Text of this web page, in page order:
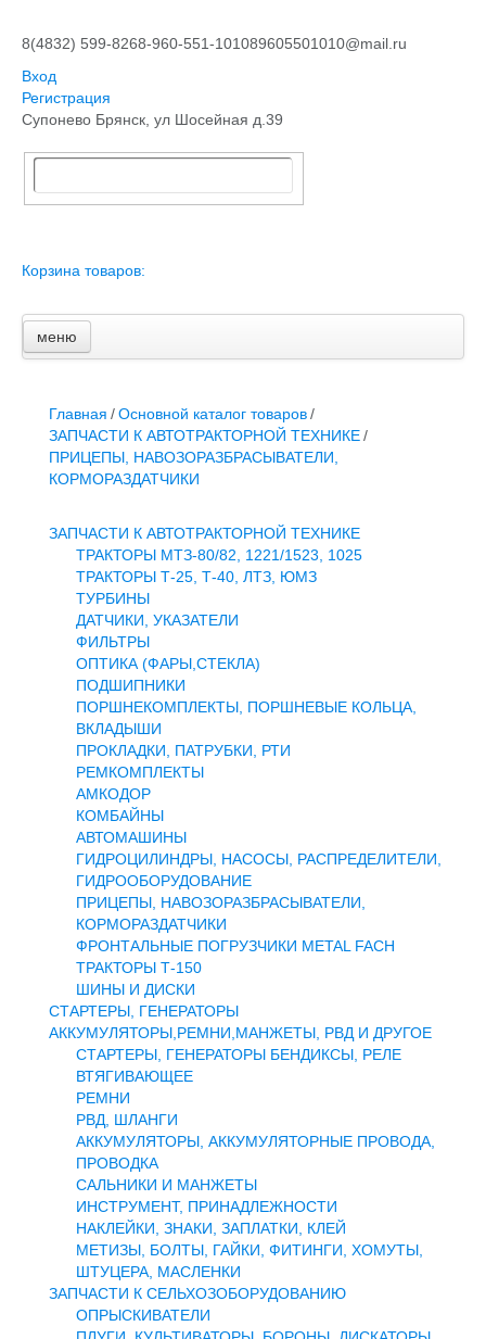
8(4832) 599-8268-960-551-101089605501010@mail.ru
Вход
Регистрация
Супонево Брянск, ул Шосейная д.39
Корзина товаров:
меню
Главная
ЗАПЧАСТИ К АВТОТРАКТОРНОЙ ТЕХНИКЕ
СТАРТЕРЫ, ГЕНЕРАТОРЫ
АККУМУЛЯТОРЫ,РЕМНИ,МАНЖЕТЫ, РВД И ДРУГОЕ
ЗАПЧАСТИ К СЕЛЬХОЗОБОРУДОВАНИЮ
Новости и акции
Главная /Основной каталог товаров/
ЗАПЧАСТИ К АВТОТРАКТОРНОЙ ТЕХНИКЕ/
ПРИЦЕПЫ, НАВОЗОРАЗБРАСЫВАТЕЛИ,
КОРМОРАЗДАТЧИКИ
ЗАПЧАСТИ К АВТОТРАКТОРНОЙ ТЕХНИКЕ
ТРАКТОРЫ МТЗ-80/82, 1221/1523, 1025
ТРАКТОРЫ Т-25, Т-40, ЛТЗ, ЮМЗ
ТУРБИНЫ
ДАТЧИКИ, УКАЗАТЕЛИ
ФИЛЬТРЫ
ОПТИКА (ФАРЫ,СТЕКЛА)
ПОДШИПНИКИ
ПОРШНЕКОМПЛЕКТЫ, ПОРШНЕВЫЕ КОЛЬЦА,
ВКЛАДЫШИ
ПРОКЛАДКИ, ПАТРУБКИ, РТИ
РЕМКОМПЛЕКТЫ
АМКОДОР
КОМБАЙНЫ
АВТОМАШИНЫ
ГИДРОЦИЛИНДРЫ, НАСОСЫ, РАСПРЕДЕЛИТЕЛИ,
ГИДРООБОРУДОВАНИЕ
ПРИЦЕПЫ, НАВОЗОРАЗБРАСЫВАТЕЛИ,
КОРМОРАЗДАТЧИКИ
ФРОНТАЛЬНЫЕ ПОГРУЗЧИКИ METAL FACH
ТРАКТОРЫ Т-150
ШИНЫ И ДИСКИ
СТАРТЕРЫ, ГЕНЕРАТОРЫ
АККУМУЛЯТОРЫ,РЕМНИ,МАНЖЕТЫ, РВД И ДРУГОЕ
СТАРТЕРЫ, ГЕНЕРАТОРЫ БЕНДИКСЫ, РЕЛЕ
ВТЯГИВАЮЩЕЕ
РЕМНИ
РВД, ШЛАНГИ
АККУМУЛЯТОРЫ, АККУМУЛЯТОРНЫЕ ПРОВОДА,
ПРОВОДКА
САЛЬНИКИ И МАНЖЕТЫ
ИНСТРУМЕНТ, ПРИНАДЛЕЖНОСТИ
НАКЛЕЙКИ, ЗНАКИ, ЗАПЛАТКИ, КЛЕЙ
МЕТИЗЫ, БОЛТЫ, ГАЙКИ, ФИТИНГИ, ХОМУТЫ,
ШТУЦЕРА, МАСЛЕНКИ
ЗАПЧАСТИ К СЕЛЬХОЗОБОРУДОВАНИЮ
ОПРЫСКИВАТЕЛИ